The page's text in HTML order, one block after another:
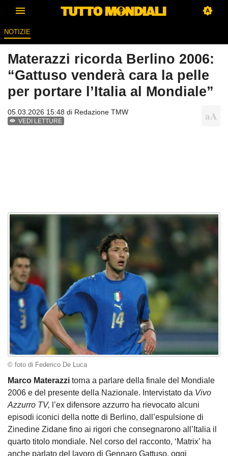
NOTIZIE
Materazzi ricorda Berlino 2006:
“Gattuso venderà cara la pelle
per portare l’Italia al Mondiale”
05.03.2026 15:48 di Redazione TMW
VEDI LETTURE
© foto di Federico De Luca
Marco Materazzi torna a parlare della finale del Mondiale
2006 e del presente della Nazionale. Intervistato da Vivo
Azzurro TV, l’ex difensore azzurro ha rievocato alcuni
episodi iconici della notte di Berlino, dall’espulsione di
Zinedine Zidane fino ai rigori che consegnarono all’Italia il
quarto titolo mondiale. Nel corso del racconto, ‘Matrix’ ha
anche parlato del lavoro di Gennaro Gattuso, oggi